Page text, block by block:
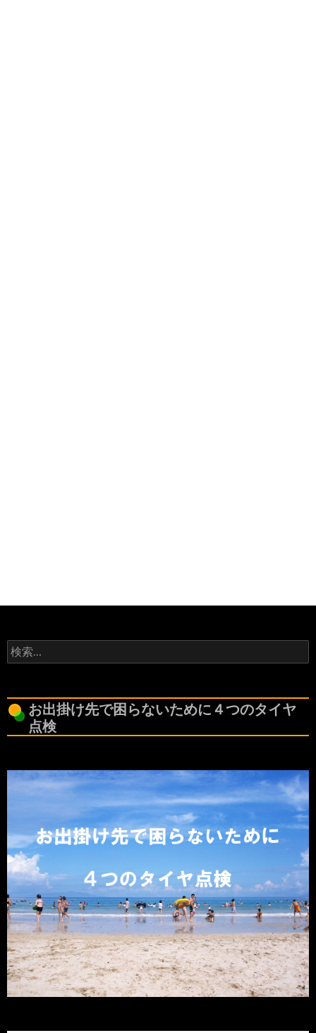
検
索:
お出掛け先で困らないために４つのタイヤ
点検